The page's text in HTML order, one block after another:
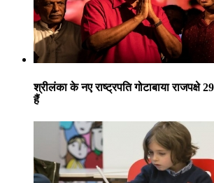
श्रीलंका के नए राष्ट्रपति गोटाबाया राजपक्षे
हैं